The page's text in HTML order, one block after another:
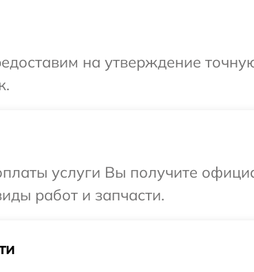
на утверждение
услуги Вы получите
работ и запчасти.